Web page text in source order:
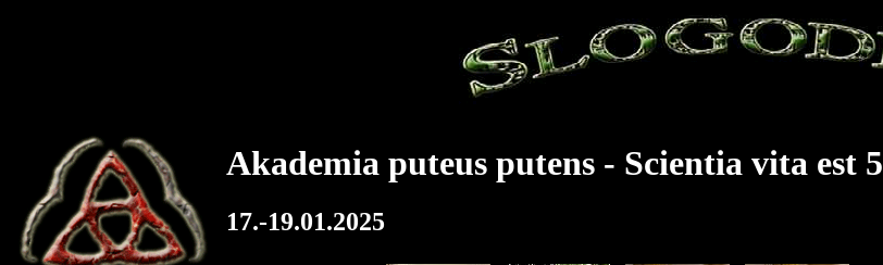
Akademia puteus putens - Scientia vita est 5
17.-19.01.2025